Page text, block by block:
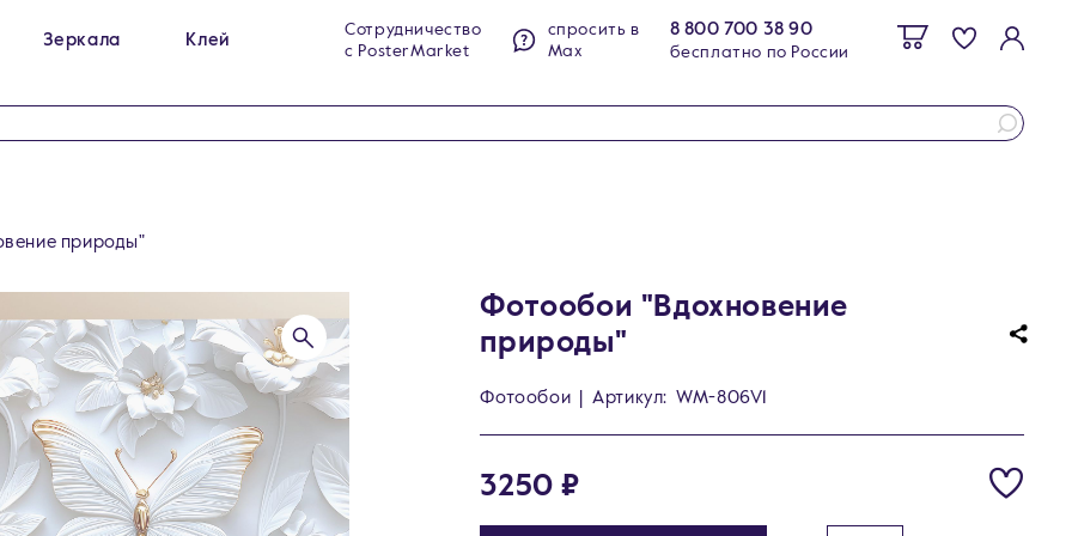
Зеркала Клей
Сотрудничество
с PosterMarket
спросить в
Max
8 800 700 38 90
бесплатно по России
природы"
Фотообои "Вдохновение
природы"
Фотообои Артикул: WM-806V1
3250 ₽